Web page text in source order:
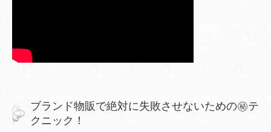
ブランド物販で絶対に失敗させないための㊙︎テ
クニック！